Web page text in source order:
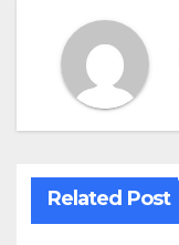
Related Post